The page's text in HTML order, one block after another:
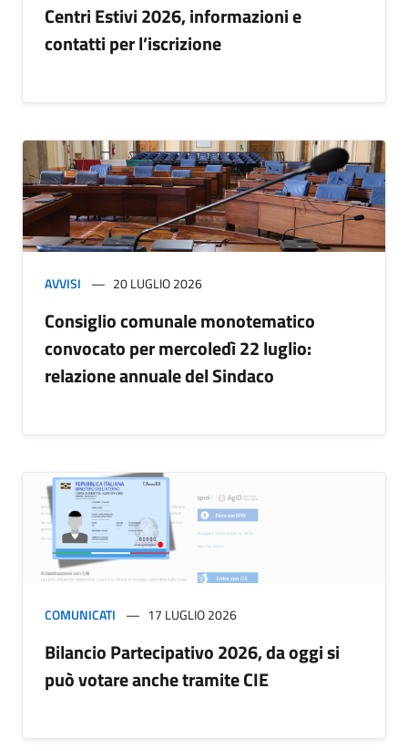
Centri Estivi 2026, informazioni e
contatti per l’iscrizione
AVVISI 20 LUGLIO 2026
Consiglio comunale monotematico
convocato per mercoledì 22 luglio:
relazione annuale del Sindaco
COMUNICATI 17 LUGLIO 2026
Bilancio Partecipativo 2026, da oggi si
può votare anche tramite CIE